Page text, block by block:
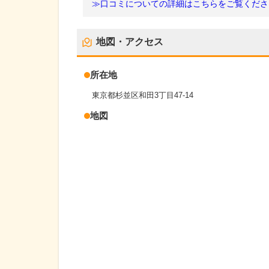
≫口コミについての詳細はこちらをご覧くだ
地図・アクセス
所在地
東京都杉並区和田3丁目47-14
地図